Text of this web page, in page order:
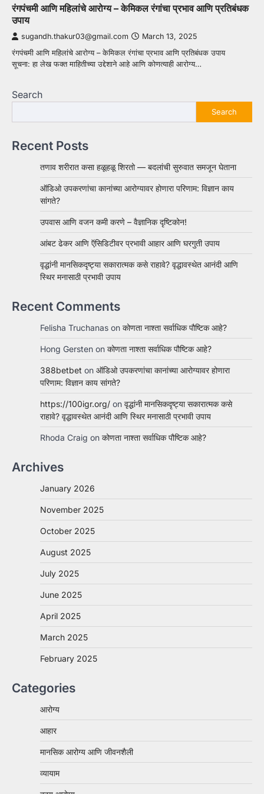
रंगपंचमी आणि महिलांचे आरोग्य – केमिकल रंगांचा प्रभाव आणि प्रतिबंधक
उपाय
sugandh.thakur03@gmail.com March 13, 2025
रंगपंचमी आणि महिलांचे आरोग्य – केमिकल रंगांचा प्रभाव आणि प्रतिबंधक उपाय
सूचना: हा लेख फक्त माहितीच्या उद्देशाने आहे आणि कोणत्याही आरोग्य…
Search
Search
Recent Posts
तणाव शरीरात कसा हळूहळू शिरतो — बदलांची सुरुवात समजून घेताना
ऑडिओ उपकरणांचा कानांच्या आरोग्यावर होणारा परिणाम: विज्ञान काय
सांगते?
उपवास आणि वजन कमी करणे – वैज्ञानिक दृष्टिकोन!
आंबट ढेकर आणि ऍसिडिटीवर प्रभावी आहार आणि घरगुती उपाय
वृद्धांनी मानसिकदृष्ट्या सकारात्मक कसे राहावे? वृद्धावस्थेत आनंदी आणि
स्थिर मनासाठी प्रभावी उपाय
Recent Comments
Felisha Truchanas on कोणता नाश्ता सर्वाधिक पौष्टिक आहे?
Hong Gersten on कोणता नाश्ता सर्वाधिक पौष्टिक आहे?
388betbet on ऑडिओ उपकरणांचा कानांच्या आरोग्यावर होणारा
परिणाम: विज्ञान काय सांगते?
https://100igr.org/ on वृद्धांनी मानसिकदृष्ट्या सकारात्मक कसे
राहावे? वृद्धावस्थेत आनंदी आणि स्थिर मनासाठी प्रभावी उपाय
Rhoda Craig on कोणता नाश्ता सर्वाधिक पौष्टिक आहे?
Archives
January 2026
November 2025
October 2025
August 2025
July 2025
June 2025
April 2025
March 2025
February 2025
Categories
आरोग्य
आहार
मानसिक आरोग्य आणि जीवनशैली
व्यायाम